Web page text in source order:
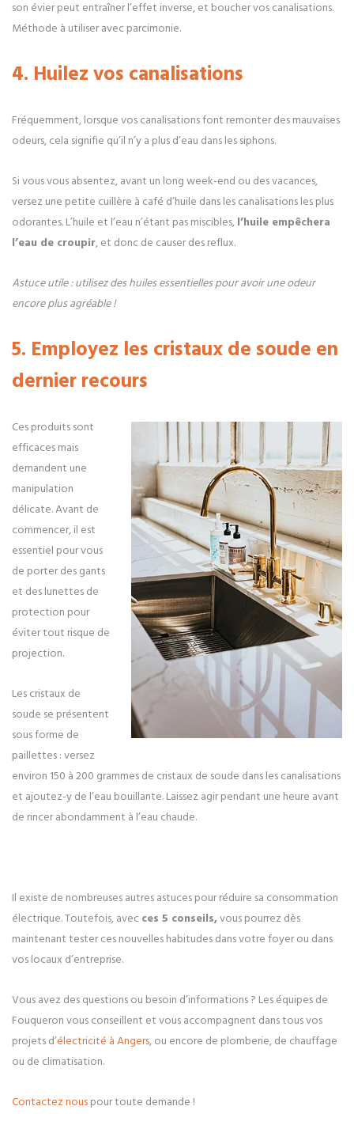
son évier peut entraîner l’effet inverse, et boucher vos canalisations.
Méthode à utiliser avec parcimonie.
4. Huilez vos canalisations
Fréquemment, lorsque vos canalisations font remonter des mauvaises
odeurs, cela signifie qu’il n’y a plus d’eau dans les siphons.
Si vous vous absentez, avant un long week-end ou des vacances,
versez une petite cuillère à café d’huile dans les canalisations les plus
odorantes. L’huile et l’eau n’étant pas miscibles, l’huile empêchera
l’eau de croupir, et donc de causer des reflux.
Astuce utile : utilisez des huiles essentielles pour avoir une odeur
encore plus agréable !
5. Employez les cristaux de soude en
dernier recours
Ces produits sont
efficaces mais
demandent une
manipulation
délicate. Avant de
commencer, il est
essentiel pour vous
de porter des gants
et des lunettes de
protection pour
éviter tout risque de
projection.
Les cristaux de
soude se présentent
sous forme de
paillettes : versez
environ 150 à 200 grammes de cristaux de soude dans les canalisations
et ajoutez-y de l’eau bouillante. Laissez agir pendant une heure avant
de rincer abondamment à l’eau chaude.
Il existe de nombreuses autres astuces pour réduire sa consommation
électrique. Toutefois, avec ces 5 conseils,vous pourrez dès
maintenant tester ces nouvelles habitudes dans votre foyer ou dans
vos locaux d’entreprise.
Vous avez des questions ou besoin d’informations ? Les équipes de
Fouqueron vous conseillent et vous accompagnent dans tous vos
projets d’électricité à Angers, ou encore de plomberie, de chauffage
ou de climatisation.
Contactez nous pour toute demande !